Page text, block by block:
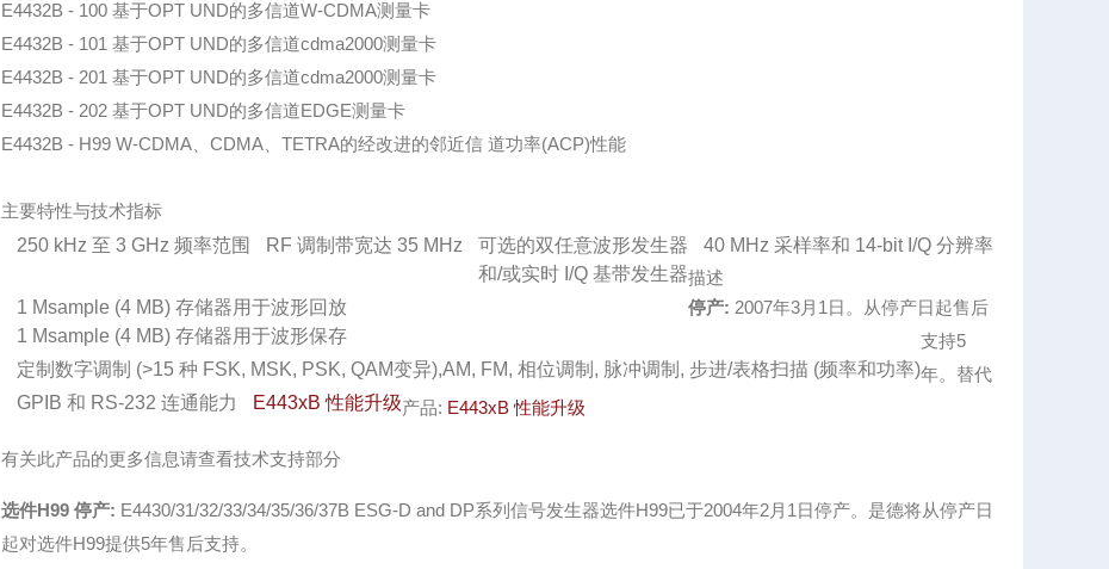
E4432B - 100 基于OPT UND的多信道W-CDMA测量卡
E4432B - 101 基于OPT UND的多信道cdma2000测量卡
E4432B - 201 基于OPT UND的多信道cdma2000测量卡
E4432B - 202 基于OPT UND的多信道EDGE测量卡
E4432B - H99 W-CDMA、CDMA、TETRA的经改进的邻近信 道功率(ACP)性能
主要特性与技术指标
250 kHz 至 3 GHz 频率范围
RF 调制带宽达 35 MHz
可选的双任意波形发生器
和/或实时 I/Q 基带发生器
40 MHz 采样率和 14-bit I/Q 分辨率
1 Msample (4 MB) 存储器用于波形回放
1 Msample (4 MB) 存储器用于波形保存
定制数字调制 (>15 种 FSK, MSK, PSK, QAM变异),AM, FM, 相位调制, 脉冲调制, 步进/表格扫描 (频率和功率)
GPIB 和 RS-232 连通能力
E443xB 性能升级
描述
停产: 2007年3月1日。从停产日起售后
支持5
年。替代
产品: E443xB性能升级
有关此产品的更多信息请查看技术支持部分
选件H99 停产: E4430/31/32/33/34/35/36/37B ESG-D and DP系列信号发生器选件H99已于2004年2月1日停产。是德将从停产日
起对选件H99提供5年售后支持。